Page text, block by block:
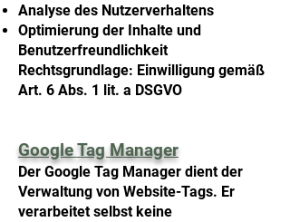
Analyse des Nutzerverhaltens
Optimierung der Inhalte und
Benutzerfreundlichkeit
Rechtsgrundlage: Einwilligung gemäß
Art. 6 Abs. 1 lit. a DSGVO
Google Tag Manager
Der Google Tag Manager dient der
Verwaltung von Website-Tags. Er
verarbeitet selbst keine